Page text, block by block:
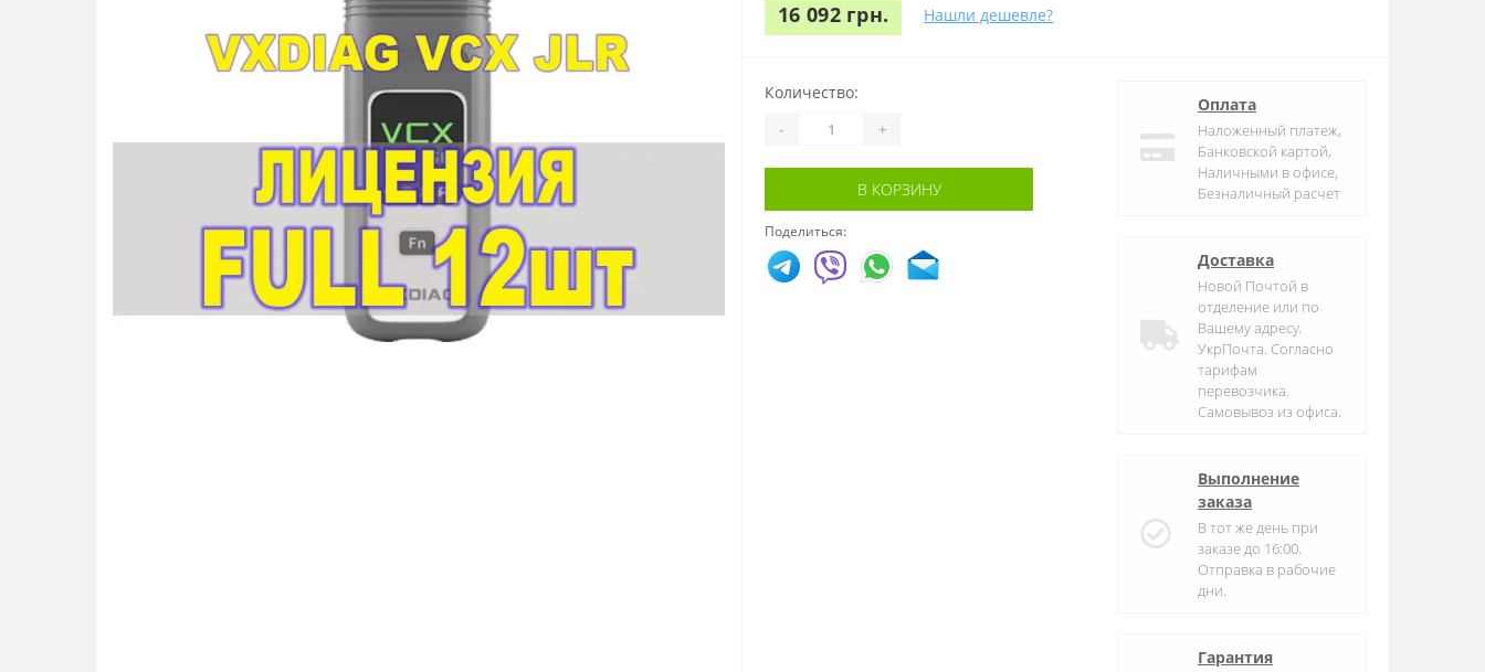
16 092 грн. Нашли дешевле?
Количество:
- +
В КОРЗИНУ
Поделиться:
Оплата
Наложенный платеж,
Банковской картой,
Наличными в офисе,
Безналичный расчет
Доставка
Новой Почтой в
отделение или по
Вашему адресу.
УкрПочта. Согласно
тарифам
перевозчика.
Самовывоз из офиса.
Выполнение
заказа
В тот же день при
заказе до 16:00.
Отправка в рабочие
дни.
Гарантия